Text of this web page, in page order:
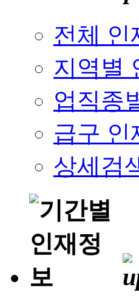
전체 인
지역별
업직종
급구 인
상세검